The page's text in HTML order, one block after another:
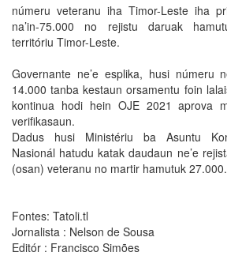
númeru veteranu iha Timor-Leste iha
na’in-75.000 no rejistu daruak
territóriu Timor-Leste.
Governante ne’e esplika, husi númeru
14.000 tanba kestaun orsamentu foin
kontinua hodi hein OJE 2021 aprova
verifikasaun.
Dadus husi Ministériu ba Asuntu
Nasionál hatudu katak daudaun ne’e
(osan) veteranu no martir hamutuk 27.000.
Fontes: Tatoli.tl
Jornalista : Nelson de Sousa
Editór : Francisco Simões